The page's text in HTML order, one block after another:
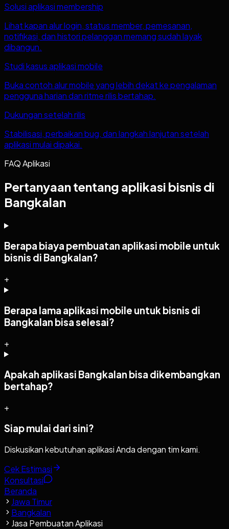
Solusi aplikasi membership
Lihat kapan alur login, status member, pemesanan,
notifikasi, dan histori pelanggan memang sudah layak
dibangun.
Studi kasus aplikasi mobile
Buka contoh alur mobile yang lebih dekat ke pengalaman
pengguna harian dan ritme rilis bertahap.
Dukungan setelah rilis
Stabilisasi, perbaikan bug, dan langkah lanjutan setelah
aplikasi mulai dipakai.
FAQ Aplikasi
Pertanyaan tentang aplikasi bisnis di
Bangkalan
Berapa biaya pembuatan aplikasi mobile untuk
bisnis di Bangkalan?
+
Berapa lama aplikasi mobile untuk bisnis di
Bangkalan bisa selesai?
+
Apakah aplikasi Bangkalan bisa dikembangkan
bertahap?
+
Siap mulai dari sini?
Diskusikan kebutuhan aplikasi Anda dengan tim kami.
Cek Estimasi
Konsultasi
Beranda
Jawa Timur
Bangkalan
Jasa Pembuatan Aplikasi